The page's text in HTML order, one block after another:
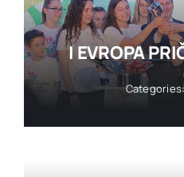
I EVROPA